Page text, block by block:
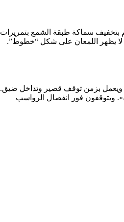
بتخفيف سماكة طبقة الشمع بتمريرات
لا يظهر اللمعان على شكل “خطوط”.
ويعمل بزمن توقف قصير وتداخل ضيق.
ويتوقفون فور انفصال الرواسب